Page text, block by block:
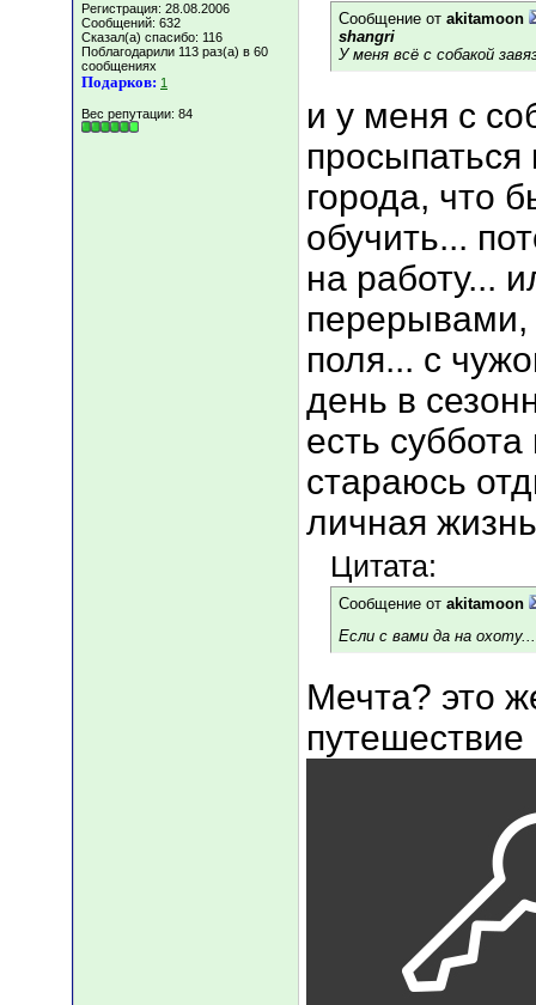
Регистрация: 28.08.2006
Сообщений: 632
Сказал(а) спасибо: 116
Поблагодарили 113 раз(а) в 60
сообщениях
Подарков: 1
Вес репутации: 84
Сообщение от akitamoon
shangri
У меня всё с собакой
и у меня с
просыпаться
города, что
обучить...
на работу...
перерывами,
поля... с
день в
есть
стараюсь
личная
Цитата:
Сообщение от akitamoon
Если с вами да на
Мечта? это